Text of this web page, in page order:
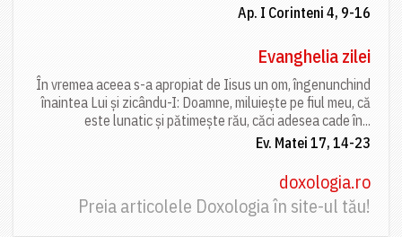
Ap. I Corinteni 4, 9-16
Evanghelia zilei
În vremea aceea s-a apropiat de Iisus un om, îngenunchind
înaintea Lui și zicându-I: Doamne, miluiește pe fiul meu, că
este lunatic și pătimește rău, căci adesea cade în...
Ev. Matei 17, 14-23
doxologia.ro
Preia articolele Doxologia în site-ul tău!